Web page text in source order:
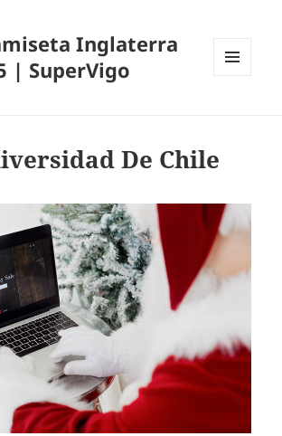
Inglaterra
| SuperVigo
De Chile